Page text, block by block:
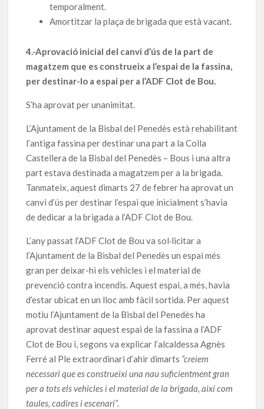
temporalment.
Amortitzar la plaça de brigada que està vacant.
4.-Aprovació inicial del canvi d’ús de la part de
magatzem que es construeix a l’espai de la fassina,
per destinar-lo a espai per a l’ADF Clot de Bou.
S’ha aprovat per unanimitat.
L’Ajuntament de la Bisbal del Penedès està rehabilitant
l’antiga fassina per destinar una part a la Colla
Castellera de la Bisbal del Penedès – Bous i una altra
part estava destinada a magatzem per a la brigada.
Tanmateix, aquest dimarts 27 de febrer ha aprovat un
canvi d’ús per destinar l’espai que inicialment s’havia
de dedicar a la brigada a l’ADF Clot de Bou.
L’any passat l’ADF Clot de Bou va sol·licitar a
l’Ajuntament de la Bisbal del Penedès un espai més
gran per deixar-hi els vehicles i el material de
prevenció contra incendis. Aquest espai, a més, havia
d’estar ubicat en un lloc amb fàcil sortida. Per aquest
motiu l’Ajuntament de la Bisbal del Penedès ha
aprovat destinar aquest espai de la fassina a l’ADF
Clot de Bou i, segons va explicar l’alcaldessa Agnès
Ferré al Ple extraordinari d’ahir dimarts “creiem
necessari que es construeixi una nau suficientment gran
per a tots els vehicles i el material de la brigada, així com
taules, cadires i escenari”.